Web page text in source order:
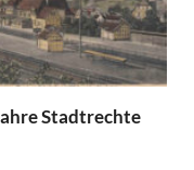
Stadtrechte